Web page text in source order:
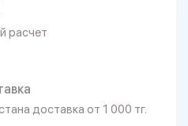
расчет
доставка от 1 000 тг.